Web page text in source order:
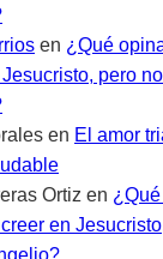
en ¿Qué
pero
en El amor
Ortiz en
en